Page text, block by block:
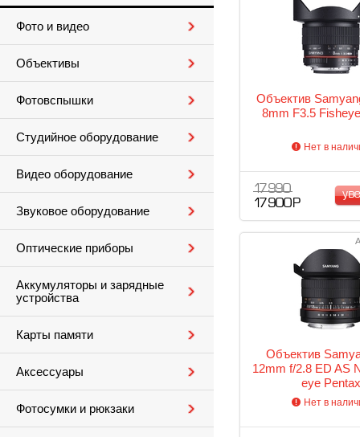
Фото и видео
Объективы
Фотовспышки
Студийное оборудование
Видео оборудование
Звуковое оборудование
Оптические приборы
Аккумуляторы и зарядные
устройства
Карты памяти
Аксессуары
Фотосумки и рюкзаки
Объектив
8mm F3.5
Нет в
17 990
17 900 Р
Объектив
12mm f/2.8 ED AS
eye Pentax
Нет в